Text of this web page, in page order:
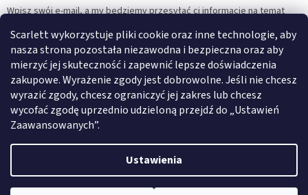
Scarlett wykorzystuje pliki cookie oraz inne technologie, aby
nasza strona pozostała niezawodna i bezpieczna oraz aby
mierzyć jej skuteczność i zapewnić lepsze doświadczenia
zakupowe. Wyrażenie zgody jest dobrowolne. Jeśli nie chcesz
wyrazić zgody, chcesz ograniczyć jej zakres lub chcesz
wycofać zgodę uprzednio udzieloną przejdź do „Ustawień
Zaawansowanych”.
Ustawienia
Wpisz swój e-mail, a my będziemy przesyłać ci informacje na temat
E-mail
ZALOGUJ SIĘ
Copyright 2026Scarlett - artykuły i meble dziecięce. Wszystkie